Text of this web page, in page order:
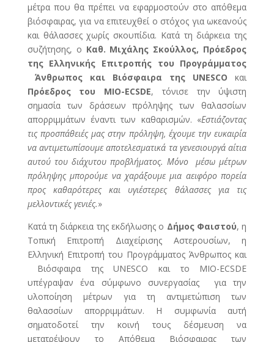
μέτρα που θα πρέπει να εφαρμοστούν στο απόθεμα
βιόσφαιρας, για να επιτευχθεί ο στόχος για ωκεανούς
και θάλασσες χωρίς σκουπίδια. Κατά τη διάρκεια της
συζήτησης, ο Καθ. Μιχάλης Σκούλλος, Πρόεδρος
της Ελληνικής Επιτροπής του Προγράμματος
Άνθρωπος και Βιόσφαιρα της UNESCO και
Πρόεδρος του MIO-ECSDE, τόνισε την ύψιστη
σημασία των δράσεων πρόληψης των θαλασσίων
απορριμμάτων έναντι των καθαρισμών. «Εστιάζοντας
τις προσπάθειές μας στην πρόληψη, έχουμε την ευκαιρία
να αντιμετωπίσουμε αποτελεσματικά τα γενεσιουργά αίτια
αυτού του διάχυτου προβλήματος. Μόνο μέσω μέτρων
πρόληψης μπορούμε να χαράξουμε μια αειφόρο πορεία
προς καθαρότερες και υγιέστερες θάλασσες για τις
μελλοντικές γενιές.»
Κατά τη διάρκεια της εκδήλωσης ο Δήμος Φαιστού, η
Τοπική Επιτροπή Διαχείρισης Αστερουσίων, η
Ελληνική Επιτροπή του Προγράμματος Άνθρωπος και
Βιόσφαιρα της UNESCO και το MIO-ECSDE
υπέγραψαν ένα σύμφωνο συνεργασίας για την
υλοποίηση μέτρων για τη αντιμετώπιση των
θαλασσίων απορριμμάτων. Η συμφωνία αυτή
σηματοδοτεί την κοινή τους δέσμευση να
μετατρέψουν το Απόθεμα Βιόσφαιρας των